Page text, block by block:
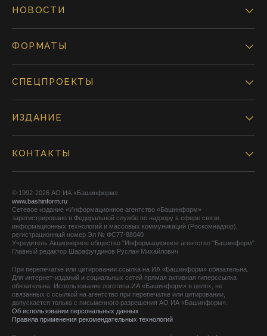
НОВОСТИ
ФОРМАТЫ
СПЕЦПРОЕКТЫ
ИЗДАНИЕ
КОНТАКТЫ
© 1992-2026 АО ИА «Башинформ».
www.bashinform.ru
Сетевое издание «Информационное агентство «Башинформ»
зарегистрировано в Федеральной службе по надзору в сфере связи,
информационных технологий и массовых коммуникаций (Роскомнадзор),
регистрационный номер Эл № ФС77-88040
Учредитель Акционерное общество "Информационное агентство "Башинформ"
Главный редактор Шарафутдинов Руслан Михайлович
При перепечатке или цитировании ссылка на ИА «Башинформ» обязательна.
Для интернет-изданий и социальных сетей прямая активная гиперссылка
обязательна. Использование логотипа ИА «Башинформ» в целях, не
связанных с ссылкой на агентство при перепечатке или цитировании,
допускается только с письменного разрешения АО ИА «Башинформ».
Об использовании персональных данных
Правила применения рекомендательных технологий